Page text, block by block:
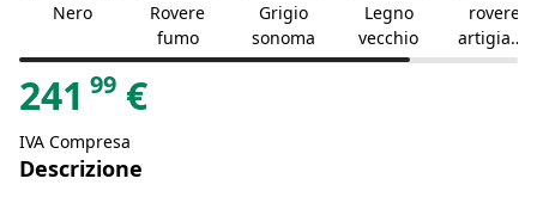
Nero
Rovere
fumo
Grigio
sonoma
Legno
vecchio
rovere
artigiana
le
241 99 €
IVA Compresa
Descrizione